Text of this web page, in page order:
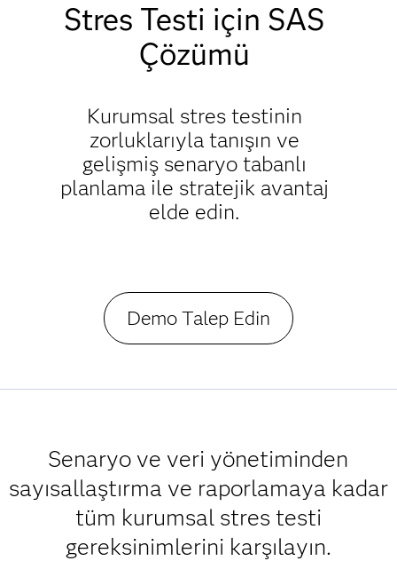
Stres Testi için SAS
Çözümü
Kurumsal stres testinin
zorluklarıyla tanışın ve
gelişmiş senaryo tabanlı
planlama ile stratejik avantaj
elde edin.
Demo Talep Edin
Senaryo ve veri yönetiminden
sayısallaştırma ve raporlamaya kadar
tüm kurumsal stres testi
gereksinimlerini karşılayın.